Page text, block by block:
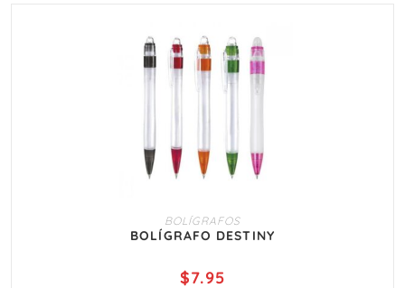
AÑADIR AL CARRITO
BOLÍGRAFOS
BOLÍGRAFO DESTINY
$7.95